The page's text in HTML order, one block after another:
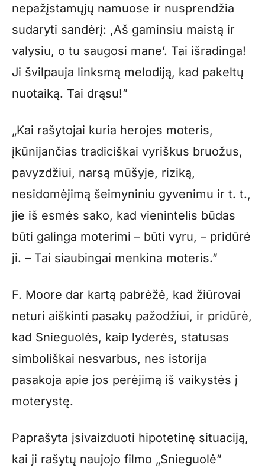
nepažįstamųjų namuose ir nusprendžia
sudaryti sandėrį: ,Aš gaminsiu maistą ir
valysiu, o tu saugosi mane’. Tai išradinga!
Ji švilpauja linksmą melodiją, kad pakeltų
nuotaiką. Tai drąsu!”
„Kai rašytojai kuria herojes moteris,
įkūnijančias tradiciškai vyriškus bruožus,
pavyzdžiui, narsą mūšyje, riziką,
nesidomėjimą šeimyniniu gyvenimu ir t. t.,
jie iš esmės sako, kad vienintelis būdas
būti galinga moterimi – būti vyru, – pridūrė
ji. – Tai siaubingai menkina moteris.”
F. Moore dar kartą pabrėžė, kad žiūrovai
neturi aiškinti pasakų pažodžiui, ir pridūrė,
kad Snieguolės, kaip lyderės, statusas
simboliškai nesvarbus, nes istorija
pasakoja apie jos perėjimą iš vaikystės į
moterystę.
Paprašyta įsivaizduoti hipotetinę situaciją,
kai ji rašytų naujojo filmo „Snieguolė”